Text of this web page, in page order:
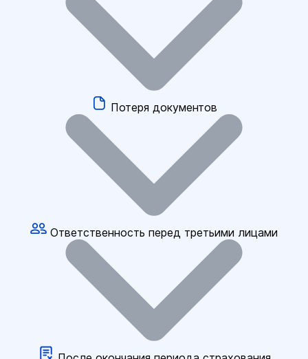
Потеря документов
Ответственность перед третьими лицами